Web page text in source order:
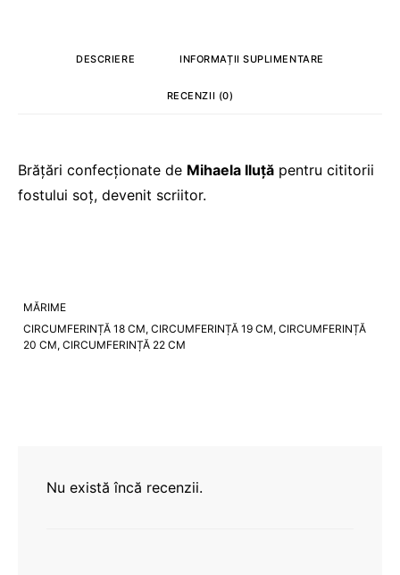
DESCRIERE INFORMAȚII SUPLIMENTARE
RECENZII (0)
Brățări confecționate de Mihaela Iluță pentru cititorii
fostului soț, devenit scriitor.
MĂRIME
CIRCUMFERINȚĂ 18 CM, CIRCUMFERINȚĂ 19 CM, CIRCUMFERINȚĂ
20 CM, CIRCUMFERINȚĂ 22 CM
Nu există încă recenzii.